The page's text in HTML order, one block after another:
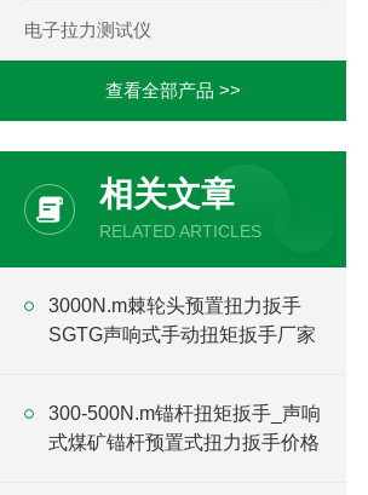
电子拉力测试仪
查看全部产品 >>
相关文章
RELATED ARTICLES
3000N.m棘轮头预置扭力扳手
SGTG声响式手动扭矩扳手厂家
300-500N.m锚杆扭矩扳手_声响
式煤矿锚杆预置式扭力扳手价格